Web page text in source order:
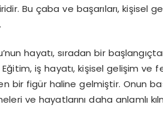
Bu çaba ve başarıları, kişisel
hayatı, sıradan bir
iş hayatı, kişisel gelişim ve
bir figür haline gelmiştir. Onun
ve hayatlarını daha anlamlı